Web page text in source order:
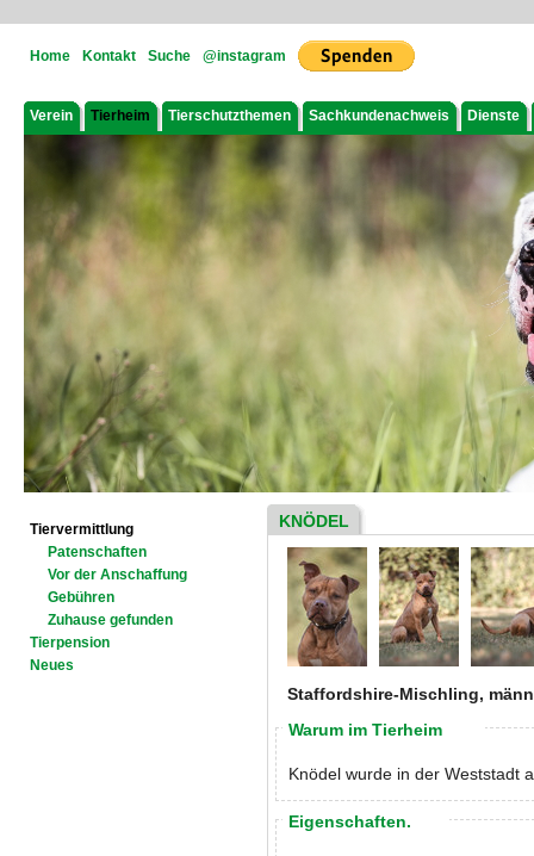
Home Kontakt Suche @instagram
Verein Tierheim Tierschutzthemen Sachkundenachweis Dienste
Tiervermittlung
Patenschaften
Vor der Anschaffung
Gebühren
Zuhause gefunden
Tierpension
Neues
KNÖDEL
Staffordshire-Mischling,
Warum im Tierheim
Knödel wurde in der Weststadt
Eigenschaften.